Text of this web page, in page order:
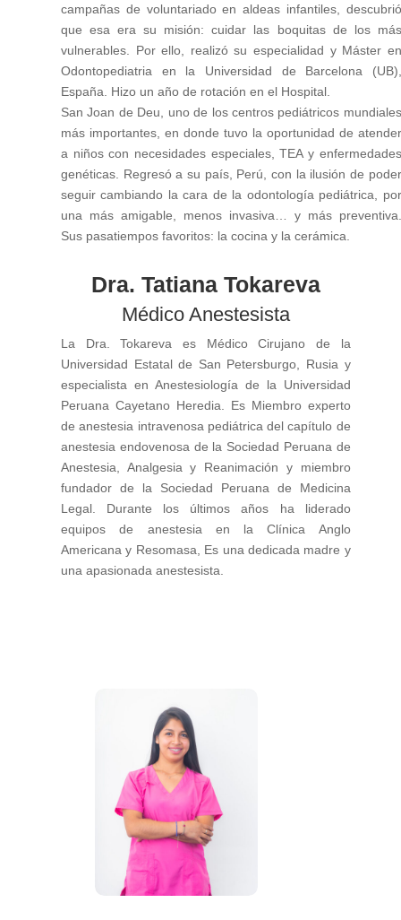
campañas de voluntariado en aldeas infantiles, descubrió
que esa era su misión: cuidar las boquitas de los más
vulnerables. Por ello, realizó su especialidad y Máster en
Odontopediatria en la Universidad de Barcelona (UB),
España. Hizo un año de rotación en el Hospital.
San Joan de Deu, uno de los centros pediátricos mundiales
más importantes, en donde tuvo la oportunidad de atender
a niños con necesidades especiales, TEA y enfermedades
genéticas. Regresó a su país, Perú, con la ilusión de poder
seguir cambiando la cara de la odontología pediátrica, por
una más amigable, menos invasiva… y más preventiva.
Sus pasatiempos favoritos: la cocina y la cerámica.
Dra. Tatiana Tokareva
Médico Anestesista
La Dra. Tokareva es Médico Cirujano de la
Universidad Estatal de San Petersburgo, Rusia y
especialista en Anestesiología de la Universidad
Peruana Cayetano Heredia. Es Miembro experto
de anestesia intravenosa pediátrica del capítulo de
anestesia endovenosa de la Sociedad Peruana de
Anestesia, Analgesia y Reanimación y miembro
fundador de la Sociedad Peruana de Medicina
Legal. Durante los últimos años ha liderado
equipos de anestesia en la Clínica Anglo
Americana y Resomasa, Es una dedicada madre y
una apasionada anestesista.